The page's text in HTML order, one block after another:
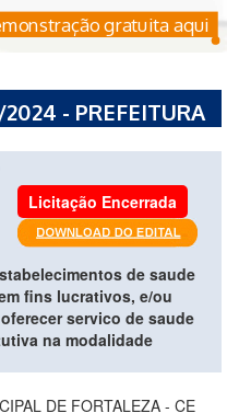
gratuita aqui
- PREFEITURA
Licitação Encerrada
de saude
fins lucrativos, e/ou
servico de saude
na modalidade
DE FORTALEZA - CE